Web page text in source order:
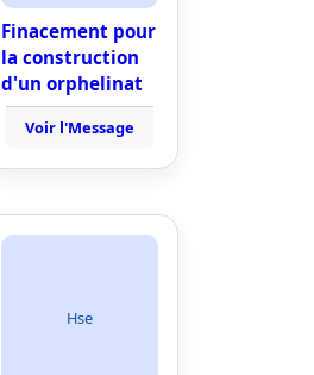
Finacement pour
la construction
d'un orphelinat
Voir l'Message
Hse